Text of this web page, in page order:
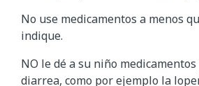
No use medicamentos a menos
indique.
NO le dé a su niño
diarrea, como por ejemplo la